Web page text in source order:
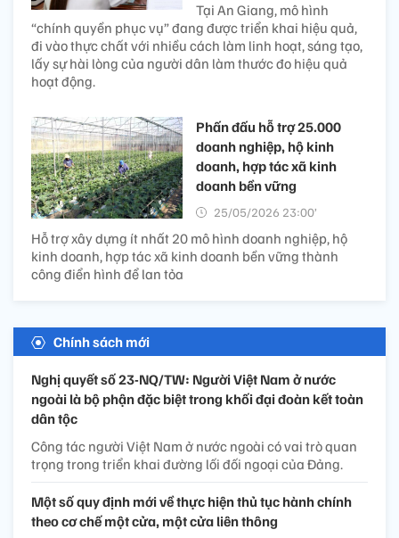
Tại An Giang, mô hình
“chính quyền phục vụ” đang được triển khai hiệu quả,
đi vào thực chất với nhiều cách làm linh hoạt, sáng tạo,
lấy sự hài lòng của người dân làm thước đo hiệu quả
hoạt động.
Phấn đấu hỗ trợ 25.000
doanh nghiệp, hộ kinh
doanh, hợp tác xã kinh
doanh bền vững
25/05/2026 23:00’
Hỗ trợ xây dựng ít nhất 20 mô hình doanh nghiệp, hộ
kinh doanh, hợp tác xã kinh doanh bền vững thành
công điển hình để lan tỏa
Chính sách mới
Nghị quyết số 23-NQ/TW: Người Việt Nam ở nước
ngoài là bộ phận đặc biệt trong khối đại đoàn kết toàn
dân tộc
Công tác người Việt Nam ở nước ngoài có vai trò quan
trọng trong triển khai đường lối đối ngoại của Đảng.
Một số quy định mới về thực hiện thủ tục hành chính
theo cơ chế một cửa, một cửa liên thông